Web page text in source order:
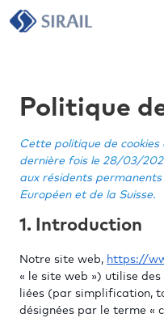
Politique
Cette politique de
dernière fois le 28/03/
aux résidents permanents
Européen et de la Suisse.
1. Introduction
Notre site web, https://
« le site web ») utilise
liées (par simplification,
désignées par le terme «